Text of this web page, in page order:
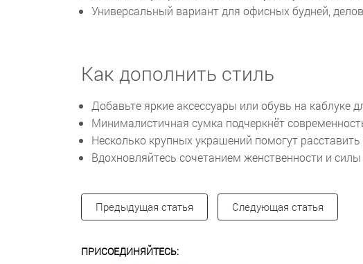
Универсальный вариант для офисных будней,
Как дополнить стиль
Добавьте яркие аксессуары или обувь на каблуке
Минималистичная сумка подчеркнёт
Несколько крупных украшений помогут
Вдохновляйтесь сочетанием женственности и
Предыдущая статья Следующая статья
ПРИСОЕДИНЯЙТЕСЬ: